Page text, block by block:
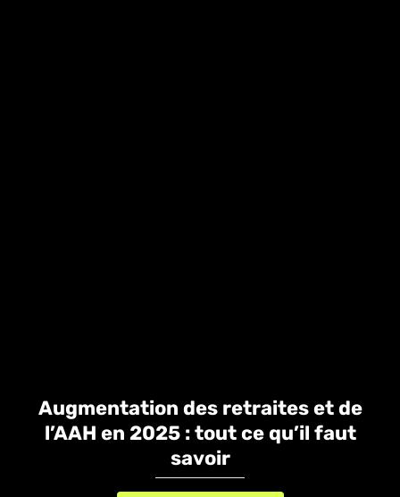
Augmentation des retraites et de
l’AAH en 2025 : tout ce qu’il faut
savoir